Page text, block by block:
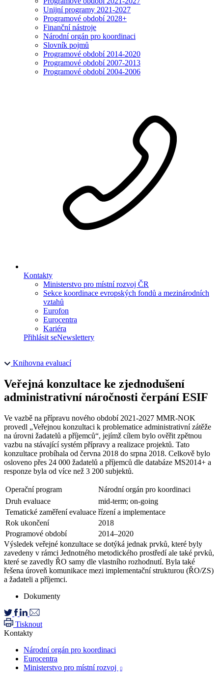
Unijní programy 2021-2027
Programové období 2028+
Finanční nástroje
Národní orgán pro koordinaci
Slovník pojmů
Programové období 2014-2020
Programové období 2007-2013
Programové období 2004-2006
Kontakty
Ministerstvo pro místní rozvoj ČR
Sekce koordinace evropských fondů a mezinárodních
vztahů
Eurofon
Eurocentra
Kariéra
Přihlásit seNewslettery
Knihovna evaluací
Veřejná konzultace ke zjednodušení
administrativní náročnosti čerpání ESIF
Ve vazbě na přípravu nového období 2021-2027 MMR-NOK
provedl „Veřejnou konzultaci k problematice administrativní zátěže
na úrovni žadatelů a příjemců“, jejímž cílem bylo ověřit zpětnou
vazbu na stávající systém přípravy a realizace projektů. Tato
konzultace probíhala od června 2018 do srpna 2018. Celkově bylo
osloveno přes 24 000 žadatelů a příjemců dle databáze MS2014+ a
responze byla od více než 3 200 subjektů.
Operační program
Národní orgán pro koordinaci
Druh evaluace
mid-term; on-going
Tematické zaměření evaluace řízení a implementace
Rok ukončení
2018
Programové období
2014–2020
Výsledek veřejné konzultace se dotýká jednak prvků, které byly
zavedeny v rámci Jednotného metodického prostředí ale také prvků,
které se zavedly ŘO samy dle vlastního rozhodnutí. Byla také
řešena úroveň komunikace mezi implementační strukturou (ŘO/ZS)
a žadateli a příjemci.
Dokumenty
Tisknout
Kontakty
Národní orgán pro koordinaci
Eurocentra
Ministerstvo pro místní rozvoj
